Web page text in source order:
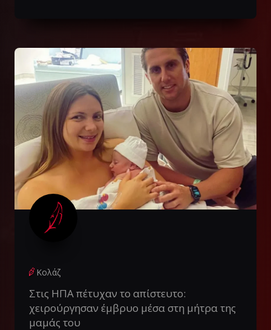
Κολάζ
Στις ΗΠΑ πέτυχαν το απίστευτο:
χειρούργησαν έμβρυο μέσα στη μήτρα της
μαμάς του